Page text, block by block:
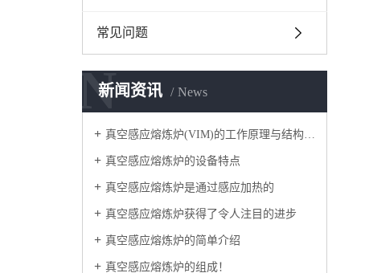
常见问题
新闻资讯 News
N
真空感应熔炼炉(VIM)的工作原理与结构简图
真空感应熔炼炉的设备特点
真空感应熔炼炉是通过感应加热的
真空感应熔炼炉获得了令人注目的进步
真空感应熔炼炉的简单介绍
真空感应熔炼炉的组成！